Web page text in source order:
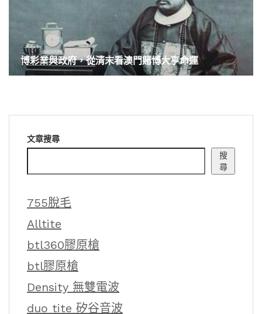
博彩業與政府，從清末看澳門賭博大亨命運
文章搜尋
搜
尋
755脫毛
Alltite
btl360膠原槍
btl膠原槍
Density 無雙電波
duo tite 矽谷音波